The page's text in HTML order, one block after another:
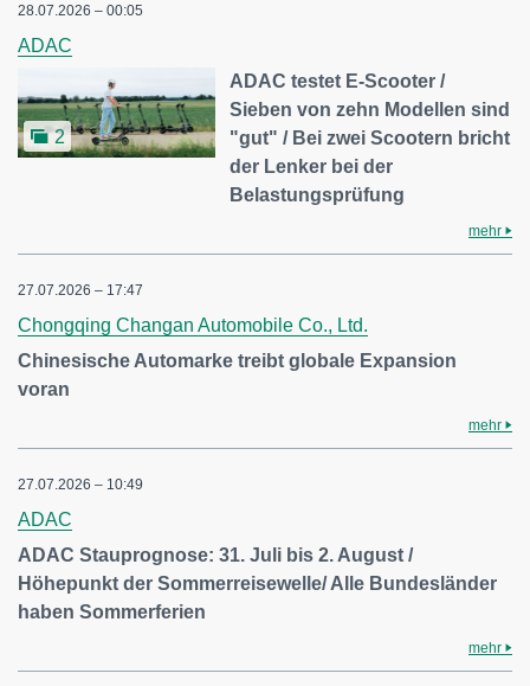
28.07.2026 – 00:05
ADAC
2
ADAC testet E-Scooter /
Sieben von zehn Modellen sind
"gut" / Bei zwei Scootern bricht
der Lenker bei der
Belastungsprüfung
mehr
27.07.2026 – 17:47
Chongqing Changan Automobile Co., Ltd.
Chinesische Automarke treibt globale Expansion
voran
mehr
27.07.2026 – 10:49
ADAC
ADAC Stauprognose: 31. Juli bis 2. August /
Höhepunkt der Sommerreisewelle/ Alle Bundesländer
haben Sommerferien
mehr